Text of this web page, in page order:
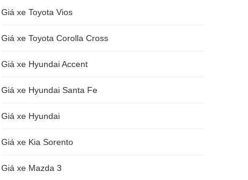
Giá xe Toyota Vios
Giá xe Toyota Corolla Cross
Giá xe Hyundai Accent
Giá xe Hyundai Santa Fe
Giá xe Hyundai
Giá xe Kia Sorento
Giá xe Mazda 3